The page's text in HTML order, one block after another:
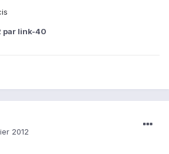
par link-40
2012